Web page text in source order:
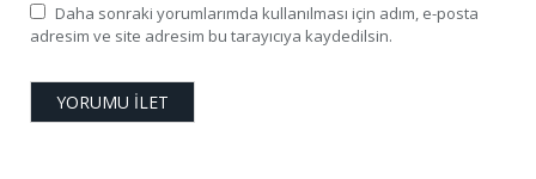
Daha sonraki yorumlarımda kullanılması için adım, e-posta
adresim ve site adresim bu tarayıcıya kaydedilsin.